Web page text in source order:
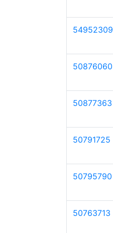
54952309
50876060
50877363
50791725
50795790
50763713